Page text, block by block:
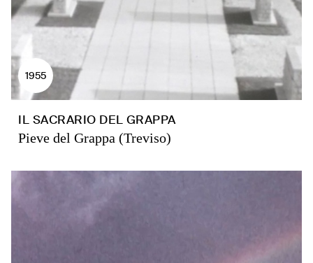
1955
IL SACRARIO DEL GRAPPA
Pieve del Grappa (Treviso)